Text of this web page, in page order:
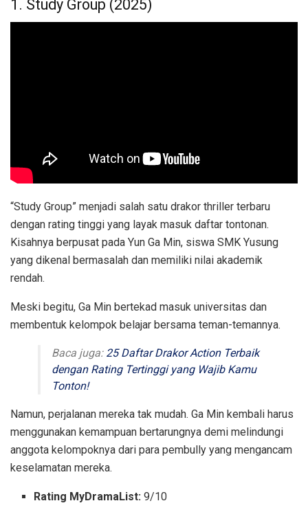
1. Study Group (2025)
“Study Group” menjadi salah satu drakor thriller terbaru
dengan rating tinggi yang layak masuk daftar tontonan.
Kisahnya berpusat pada Yun Ga Min, siswa SMK Yusung
yang dikenal bermasalah dan memiliki nilai akademik
rendah.
Meski begitu, Ga Min bertekad masuk universitas dan
membentuk kelompok belajar bersama teman-temannya.
Baca juga: 25 Daftar Drakor Action Terbaik
dengan Rating Tertinggi yang Wajib Kamu
Tonton!
Namun, perjalanan mereka tak mudah. Ga Min kembali harus
menggunakan kemampuan bertarungnya demi melindungi
anggota kelompoknya dari para pembully yang mengancam
keselamatan mereka.
Rating MyDramaList:9/10